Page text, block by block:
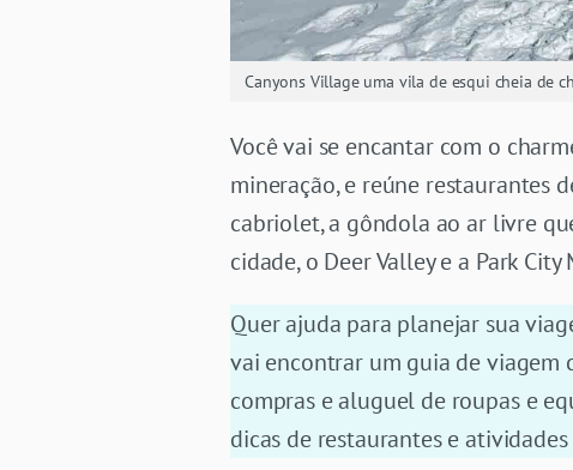
Canyons Village uma vila de esqui cheia de
Você vai se encantar com o
mineração, e reúne restaurantes
cabriolet, a gôndola ao ar livre
cidade, o Deer Valley e a Park
Quer ajuda para planejar sua
vai encontrar um guia de viagem
compras e aluguel de roupas e
dicas de restaurantes e